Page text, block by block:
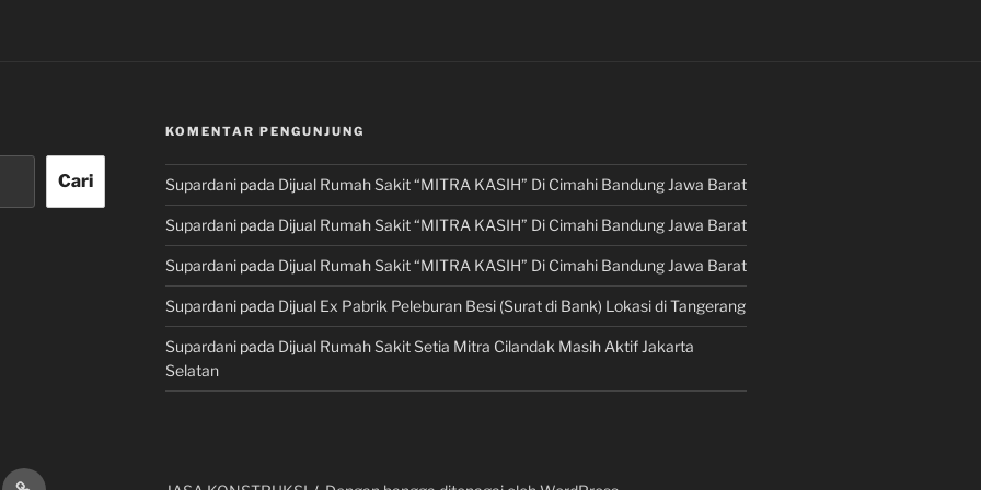
Cari
KOMENTAR PENGUNJUNG
Supardanipada Dijual Rumah Sakit “MITRA KASIH” Di Cimahi Bandung Jawa Barat
Supardanipada Dijual Rumah Sakit “MITRA KASIH” Di Cimahi Bandung Jawa Barat
Supardanipada Dijual Rumah Sakit “MITRA KASIH” Di Cimahi Bandung Jawa Barat
Supardanipada Dijual Ex Pabrik Peleburan Besi (Surat di Bank) Lokasi di Tangerang
Supardanipada Dijual Rumah Sakit Setia Mitra Cilandak Masih Aktif Jakarta
Selatan
KONSULTAN